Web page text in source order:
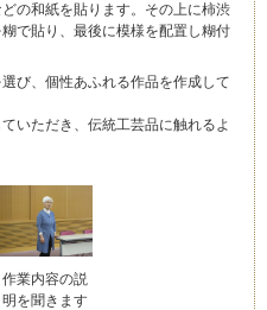
の和紙を貼ります。その上に柿渋
で貼り、最後に模様を配置し糊付
び、個性あふれる作品を作成して
いただき、伝統工芸品に触れるよ
作業内容の説
明を聞きます